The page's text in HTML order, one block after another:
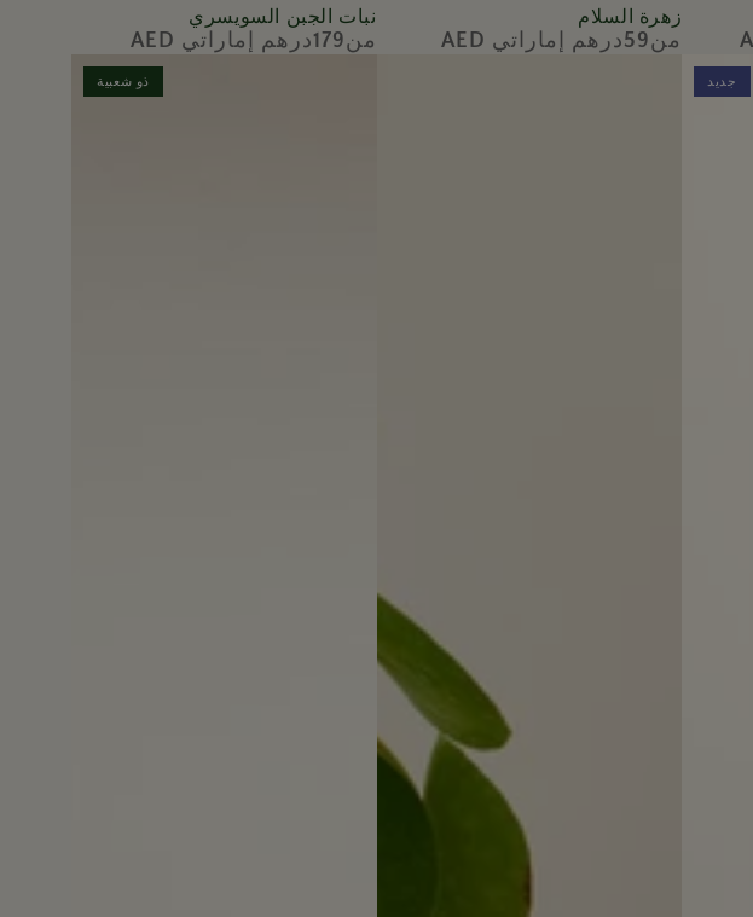
زهرة
السلام
زهرة السلام
السعر
من59درهم إماراتي AED
نبات
الجبن
نبات الجبن السويسري
السعر
من179درهم إماراتي AED
جديد ذو شعبية